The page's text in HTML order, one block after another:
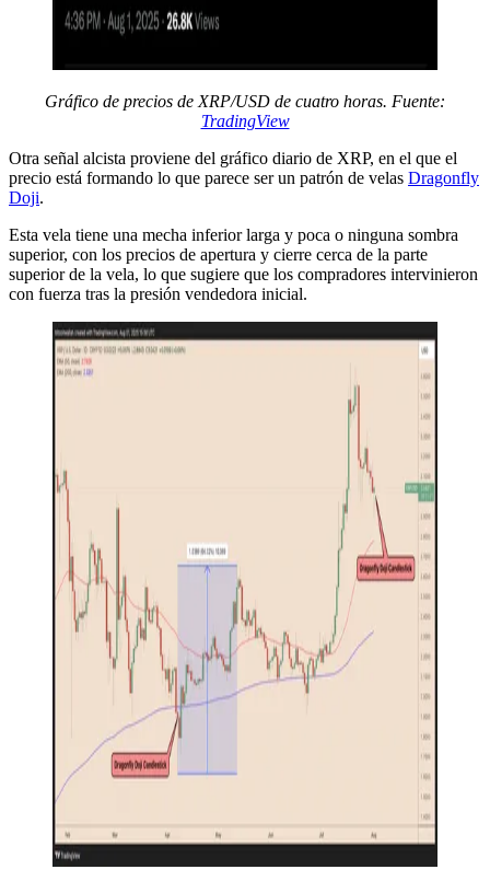
Gráfico de precios de XRP/USD de cuatro horas. Fuente:
TradingView
Otra señal alcista proviene del gráfico diario de XRP, en el que el
precio está formando lo que parece ser un patrón de velas Dragonfly
Doji.
Esta vela tiene una mecha inferior larga y poca o ninguna sombra
superior, con los precios de apertura y cierre cerca de la parte
superior de la vela, lo que sugiere que los compradores intervinieron
con fuerza tras la presión vendedora inicial.